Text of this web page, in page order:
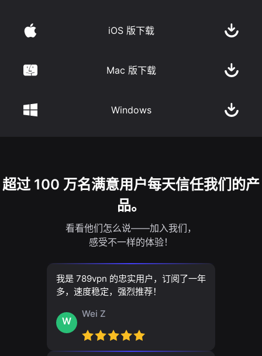
iOS 版下载
Mac 版下载
Windows
超过 100 万名满意用户每天信任我们的产
品。
看看他们怎么说——加入我们，
感受不一样的体验！
我是 789vpn 的忠实用户，订阅了一年
多，速度稳定，强烈推荐！
W
Wei Z